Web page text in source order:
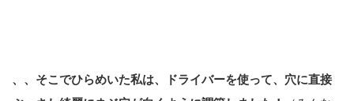
、、そこでひらめいた私は、
ドライバーを使って、穴に直接